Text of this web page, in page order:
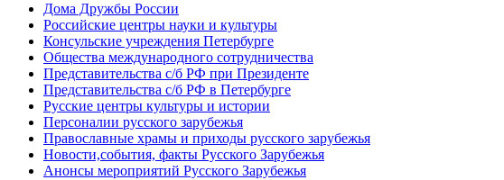
Дома Дружбы России
Российские центры науки и культуры
Консульские учреждения Петербурге
Общества международного сотрудничества
Представительства с/б РФ при Президенте
Представительства с/б РФ в Петербурге
Русские центры культуры и истории
Персоналии русского зарубежья
Православные храмы и приходы русского зарубежья
Новости,события, факты Русского Зарубежья
Анонсы мероприятий Русского Зарубежья